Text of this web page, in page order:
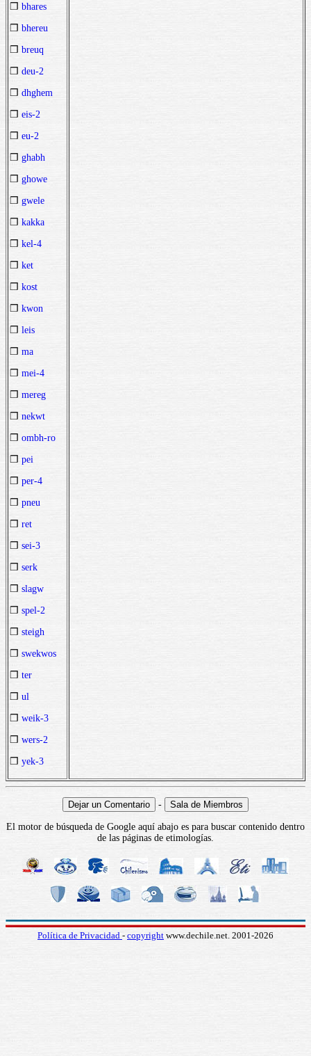
❒ bhares
❒ bhereu
❒ breuq
❒ deu-2
❒ dhghem
❒ eis-2
❒ eu-2
❒ ghabh
❒ ghowe
❒ gwele
❒ kakka
❒ kel-4
❒ ket
❒ kost
❒ kwon
❒ leis
❒ ma
❒ mei-4
❒ mereg
❒ nekwt
❒ ombh-ro
❒ pei
❒ per-4
❒ pneu
❒ ret
❒ sei-3
❒ serk
❒ slagw
❒ spel-2
❒ steigh
❒ swekwos
❒ ter
❒ ul
❒ weik-3
❒ wers-2
❒ yek-3
-
El motor de búsqueda de Google aquí abajo es para buscar contenido dentro
de las páginas de etimologías.
Política de Privacidad - copyright www.dechile.net. 2001-2026